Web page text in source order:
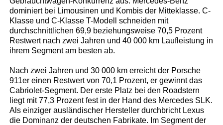
dominiert bei Limousinen und Kombis der Mitteklasse. C-
Klasse und C-Klasse T-Modell schneiden mit
durchschnittlichen 69,9 beziehungsweise 70,5 Prozent
Restwert nach zwei Jahren und 40 000 km Laufleistung in
ihrem Segment am besten ab.
Nach zwei Jahren und 30 000 km erreicht der Porsche
911er einen Restwert von 70,1 Prozent, er gewinnt das
Cabriolet-Segment. Der erste Platz bei den Roadstern
liegt mit 77,3 Prozent fest in der Hand des Mercedes SLK.
Als einziger ausländischer Hersteller durchbricht Lexus
die Dominanz der deutschen Fabrikate. Im Segment der